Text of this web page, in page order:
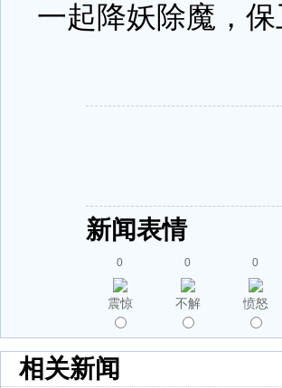
一起降妖除魔，保
新闻表情
0
震惊
0
不解
0
愤怒
相关新闻